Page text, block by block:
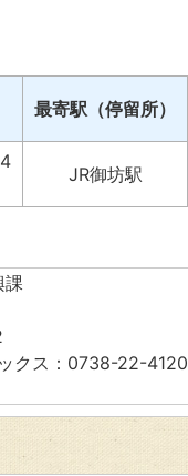
最寄駅（停留所）
JR御坊駅
課
クス：0738-22-4120